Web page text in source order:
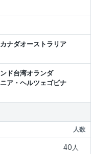
カナダオーストラリア
ド台湾オランダ
ア・ヘルツェゴビナ
人数
40人